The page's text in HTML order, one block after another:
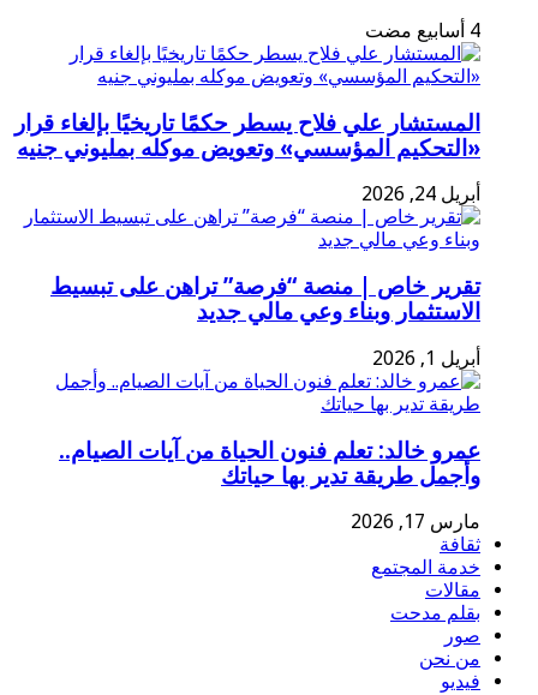
المستشار علي فلاح يسطر حكمًا تاريخيًا بإلغاء قرار
«التحكيم المؤسسي» وتعويض موكله بمليوني جنيه
أبريل 24, 2026
تقرير خاص | منصة “فرصة” تراهن على تبسيط
الاستثمار وبناء وعي مالي جديد
أبريل 1, 2026
عمرو خالد: تعلم فنون الحياة من آيات الصيام..
وأجمل طريقة تدير بها حياتك
مارس 17, 2026
ثقافة
خدمة المجتمع
مقالات
بقلم مدحت
صور
من نحن
فيديو